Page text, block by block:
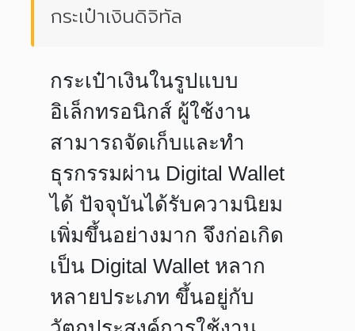
กระเป๋าเงินดิจิทัล
กระเป๋าเงินในรูปแบบ
อิเล็กทรอนิกส์ ผู้ใช้งาน
สามารถจัดเก็บและทำ
ธุรกรรมผ่าน Digital Wallet
ได้ ปัจจุบันได้รับความนิยม
เพิ่มขึ้นอย่างมาก จึงก่อเกิด
เป็น Digital Wallet หลาก
หลายประเภท ขึ้นอยู่กับ